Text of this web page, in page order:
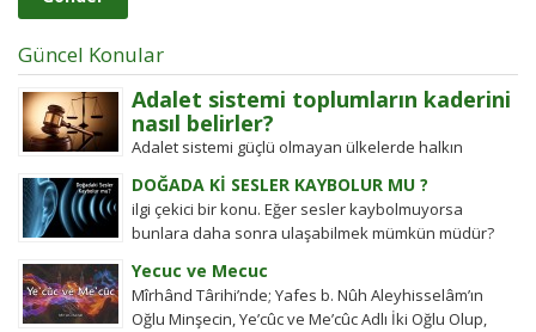
Güncel Konular
Adalet sistemi toplumların kaderini
nasıl belirler?
Adalet sistemi güçlü olmayan ülkelerde halkın
değişim gücü tarihten bugüne toplumsal hareketleri
şekillendirdi. Detayları keşfedin!
DOĞADA Kİ SESLER KAYBOLUR MU ?
ilgi çekici bir konu. Eğer sesler kaybolmuyorsa
bunlara daha sonra ulaşabilmek mümkün müdür?
Yecuc ve Mecuc
Mîrhând Târihi’nde; Yafes b. Nûh Aleyhisselâm’ın
Oğlu Minşecin, Ye’cûc ve Me’cûc Adlı İki Oğlu Olup,